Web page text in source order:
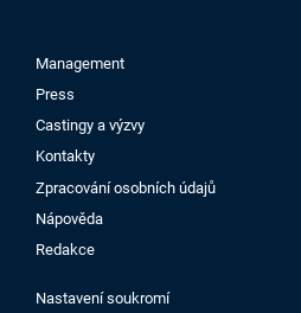
Management
Press
Castingy a výzvy
Kontakty
Zpracování osobních údajů
Nápověda
Redakce
Nastavení soukromí